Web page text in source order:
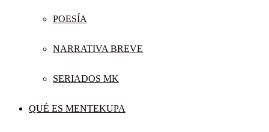
POESÍA
NARRATIVA BREVE
SERIADOS MK
QUÉ ES MENTEKUPA